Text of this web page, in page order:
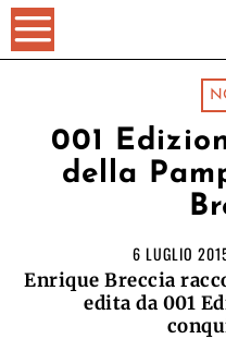
001
della
6 LUGLIO
Enrique Breccia
edita da 001